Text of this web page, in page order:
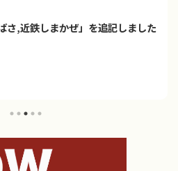
さ,近鉄しまかぜ」を追記しました